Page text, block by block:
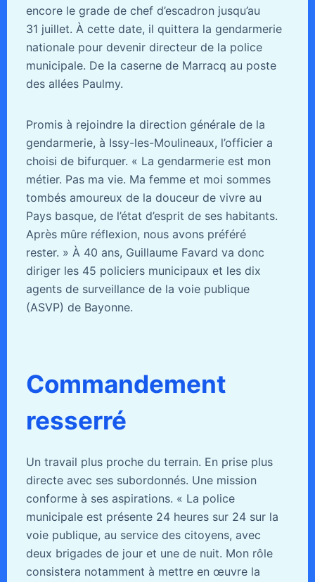
encore le grade de chef d’escadron jusqu’au
31 juillet. À cette date, il quittera la gendarmerie
nationale pour devenir directeur de la police
municipale. De la caserne de Marracq au poste
des allées Paulmy.
Promis à rejoindre la direction générale de la
gendarmerie, à Issy-les-Moulineaux, l’officier a
choisi de bifurquer. « La gendarmerie est mon
métier. Pas ma vie. Ma femme et moi sommes
tombés amoureux de la douceur de vivre au
Pays basque, de l’état d’esprit de ses habitants.
Après mûre réflexion, nous avons préféré
rester. » À 40 ans, Guillaume Favard va donc
diriger les 45 policiers municipaux et les dix
agents de surveillance de la voie publique
(ASVP) de Bayonne.
Commandement
resserré
Un travail plus proche du terrain. En prise plus
directe avec ses subordonnés. Une mission
conforme à ses aspirations. « La police
municipale est présente 24 heures sur 24 sur la
voie publique, au service des citoyens, avec
deux brigades de jour et une de nuit. Mon rôle
consistera notamment à mettre en œuvre la